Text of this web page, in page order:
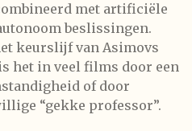
met artificiële
beslissingen.
keurslijf van Asimovs
het in veel films door een
of door
“gekke professor”.